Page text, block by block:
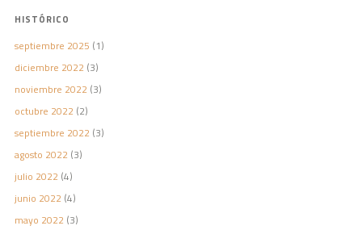
HISTÓRICO
septiembre 2025 (1)
diciembre 2022 (3)
noviembre 2022 (3)
octubre 2022 (2)
septiembre 2022 (3)
agosto 2022 (3)
julio 2022 (4)
junio 2022 (4)
mayo 2022 (3)